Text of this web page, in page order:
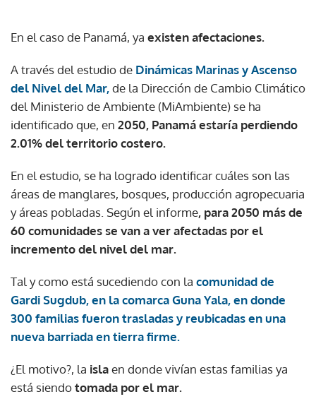
En el caso de Panamá, ya existen afectaciones.
A través del estudio de Dinámicas Marinas y Ascenso
del Nivel del Mar,de la Dirección de Cambio Climático
del Ministerio de Ambiente (MiAmbiente) se ha
identificado que, en 2050, Panamá estaría perdiendo
2.01% del territorio costero.
En el estudio, se ha logrado identificar cuáles son las
áreas de manglares, bosques, producción agropecuaria
y áreas pobladas. Según el informe, para 2050 más de
60 comunidades se van a ver afectadas por el
incremento del nivel del mar.
Tal y como está sucediendo con la comunidad de
Gardi Sugdub, en la comarca Guna Yala, en donde
300 familias fueron trasladas y reubicadas en una
nueva barriada en tierra firme.
¿El motivo?, la islaen donde vivían estas familias ya
está siendotomada por el mar.